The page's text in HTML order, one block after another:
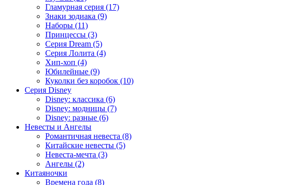
Гламурная серия (17)
Знаки зодиака (9)
Наборы (11)
Принцессы (3)
Серия Dream (5)
Серия Лолита (4)
Хип-хоп (4)
Юбилейные (9)
Куколки без коробок (10)
Серия Disney
Disney: классика (6)
Disney: модницы (7)
Disney: разные (6)
Невесты и Ангелы
Романтичная невеста (8)
Китайские невесты (5)
Невеста-мечта (3)
Ангелы (2)
Китаяночки
Времена года (8)